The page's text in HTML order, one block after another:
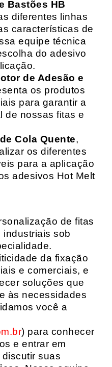
Bastões HB
diferentes linhas
características de
equipe técnica
do adesivo
de Adesão e
os produtos
para garantir a
de nossas fitas e
Cola Quente,
os diferentes
para a aplicação
adesivos Hot Melt
de fitas
sob
da fixação
e comerciais, e
soluções que
às necessidades
você a
) para conhecer
e entrar em
suas